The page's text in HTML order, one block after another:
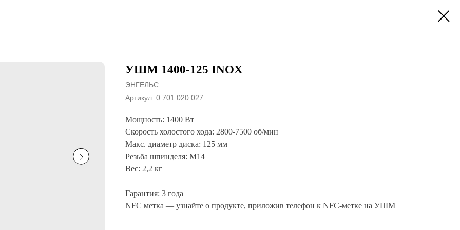
УШМ 1400-125 INOX
ЭНГЕЛЬС
Артикул: 0 701 020 027
Мощность: 1400 Вт
Скорость холостого хода: 2800-7500 об/мин
Макс. диаметр диска: 125 мм
Резьба шпинделя: M14
Вес: 2,2 кг
Гарантия: 3 года
NFС метка — узнайте о продукте, приложив телефон к NFC-метке на УШМ